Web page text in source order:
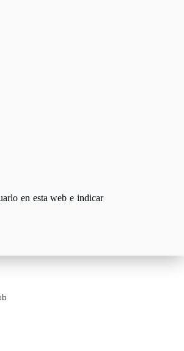
en esta web e indicar